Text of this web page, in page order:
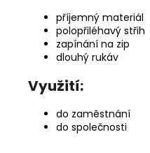
příjemný materiál
polopřiléhavý střih
zapínání na zip
dlouhý rukáv
Využití:
do zaměstnání
do společnosti